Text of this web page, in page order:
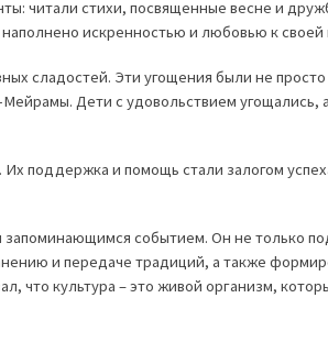
читали стихи, посвященные весне и
искренностью и любовью к своей
сладостей. Эти угощения были не
Дети с удовольствием угощались,
поддержка и помощь стали залогом
событием. Он не только
и передаче традиций, а также
что культура – это живой организм,